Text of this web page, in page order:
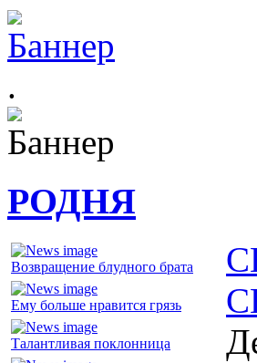
.
РОДНЯ
Возвращение блудного брата
Ему больше нравится грязь
Талантливая поклонница